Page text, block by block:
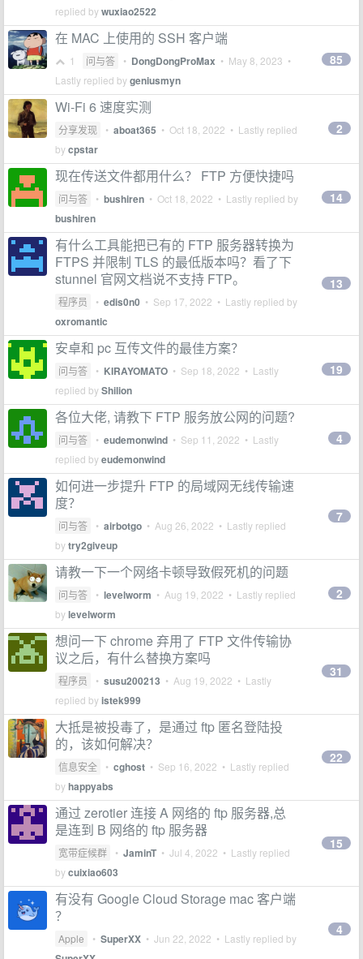
replied bywuxiao2522
在 MAC 上使用的 SSH 客户端
1 问与答 • DongDongProMax • May 8, 2023 •
Lastly replied bygeniusmyn
85
Wi-Fi 6 速度实测
分享发现 • aboat365 • Oct 18, 2022 • Lastly replied
bycpstar
2
现在传送文件都用什么？ FTP 方便快捷吗
问与答 • bushiren • Oct 18, 2022 • Lastly replied by
bushiren
14
有什么工具能把已有的 FTP 服务器转换为
FTPS 并限制 TLS 的最低版本吗？看了下
stunnel 官网文档说不支持 FTP。
程序员 • edis0n0 • Sep 17, 2022 • Lastly replied by
oxromantic
13
安卓和 pc 互传文件的最佳方案？
问与答 • KIRAYOMATO • Sep 18, 2022 • Lastly
replied byShilion
19
各位大佬, 请教下 FTP 服务放公网的问题?
问与答 • eudemonwind • Sep 11, 2022 • Lastly
replied byeudemonwind
4
如何进一步提升 FTP 的局域网无线传输速
度？
问与答 • airbotgo • Aug 26, 2022 • Lastly replied
bytry2giveup
7
请教一下一个网络卡顿导致假死机的问题
问与答 • levelworm • Aug 19, 2022 • Lastly replied
bylevelworm
2
想问一下 chrome 弃用了 FTP 文件传输协
议之后，有什么替换方案吗
程序员 • susu200213 • Aug 19, 2022 • Lastly
replied byistek999
31
大抵是被投毒了，是通过 ftp 匿名登陆投
的，该如何解决？
信息安全 • cghost • Sep 16, 2022 • Lastly replied
byhappyabs
22
通过 zerotier 连接 A 网络的 ftp 服务器,总
是连到 B 网络的 ftp 服务器
宽带症候群 • JaminT • Jul 4, 2022 • Lastly replied
bycuixiao603
15
有没有 Google Cloud Storage mac 客户端
？
Apple • SuperXX • Jun 22, 2022 • Lastly replied by
4